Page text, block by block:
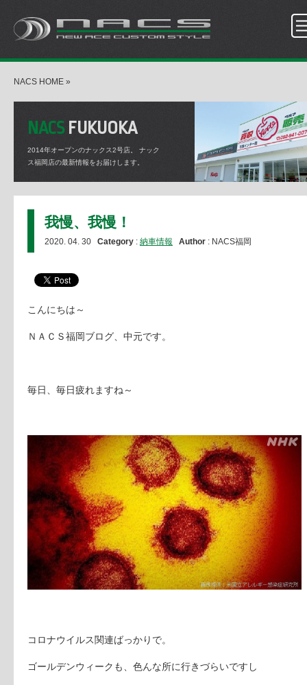
NACS HOME »
NACSFUKUOKA
2014年オープンのナックス2号店。
ナック
ス福岡店の最新情報をお届けします。
我慢、我慢！
2020. 04. 30 Category : 納車情報 Author : NACS福岡
こんにちは～
ＮＡＣＳ福岡ブログ、中元です。
毎日、毎日疲れますね～
コロナウイルス関連ばっかりで。
ゴールデンウィークも、色んな所に行きづらいですし